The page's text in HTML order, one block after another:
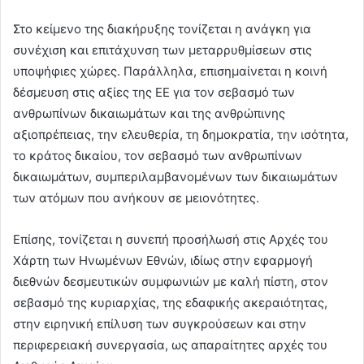
Στο κείμενο της διακήρυξης τονίζεται η ανάγκη για
συνέχιση και επιτάχυνση των μεταρρυθμίσεων στις
υποψήφιες χώρες. Παράλληλα, επισημαίνεται η κοινή
δέσμευση στις αξίες της ΕΕ για τον σεβασμό των
ανθρωπίνων δικαιωμάτων και της ανθρώπινης
αξιοπρέπειας, την ελευθερία, τη δημοκρατία, την ισότητα,
το κράτος δικαίου, τον σεβασμό των ανθρωπίνων
δικαιωμάτων, συμπεριλαμβανομένων των δικαιωμάτων
των ατόμων που ανήκουν σε μειονότητες.
Επίσης, τονίζεται η συνεπή προσήλωσή στις Αρχές του
Χάρτη των Ηνωμένων Εθνών, ιδίως στην εφαρμογή
διεθνών δεσμευτικών συμφωνιών με καλή πίστη, στον
σεβασμό της κυριαρχίας, της εδαφικής ακεραιότητας,
στην ειρηνική επίλυση των συγκρούσεων και στην
περιφερειακή συνεργασία, ως απαραίτητες αρχές του